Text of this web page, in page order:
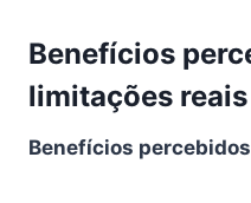
Benefícios
limitações reais
Benefícios percebidos